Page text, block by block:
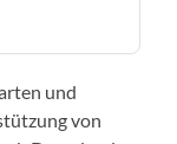
und
von